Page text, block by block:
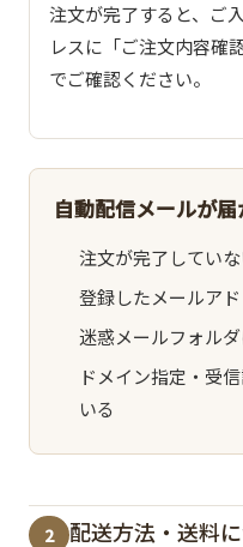
注文が完了すると、ご
レスに「ご注文内容確
でご確認ください。
自動配信メールが
注文が完了してい
登録したメールア
迷惑メールフォル
ドメイン指定・受
いる
2 配送方法・送料